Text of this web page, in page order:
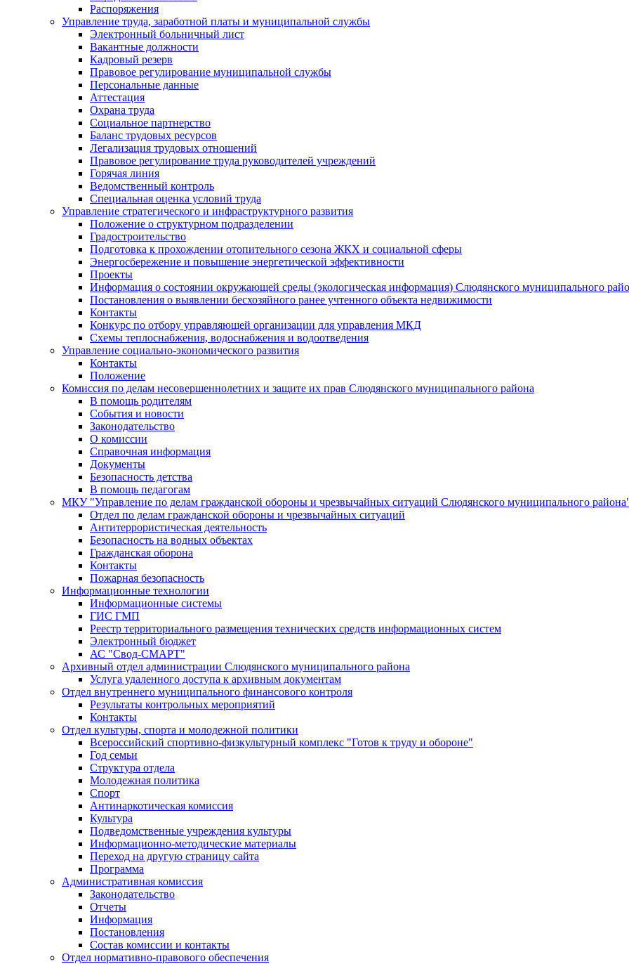
Распоряжения
Управление труда, заработной платы и муниципальной службы
Электронный больничный лист
Вакантные должности
Кадровый резерв
Правовое регулирование муниципальной службы
Персональные данные
Аттестация
Охрана труда
Социальное партнерство
Баланс трудовых ресурсов
Легализация трудовых отношений
Правовое регулирование труда руководителей учреждений
Горячая линия
Ведомственный контроль
Специальная оценка условий труда
Управление стратегического и инфраструктурного развития
Положение о структурном подразделении
Градостроительство
Подготовка к прохождении отопительного сезона ЖКХ и социальной сферы
Энергосбережение и повышение энергетической эффективности
Проекты
Информация о состоянии окружающей среды (экологическая информация) Слюдянского муниципального
Постановления о выявлении бесхозяйного ранее учтенного объекта недвижимости
Контакты
Конкурс по отбору управляющей организации для управления МКД
Схемы теплоснабжения, водоснабжения и водоотведения
Управление социально-экономического развития
Контакты
Положение
Комиссия по делам несовершеннолетних и защите их прав Слюдянского муниципального района
В помощь родителям
События и новости
Законодательство
О комиссии
Справочная информация
Документы
Безопасность детства
В помощь педагогам
МКУ "Управление по делам гражданской обороны и чрезвычайных ситуаций Слюдянского муниципального
Отдел по делам гражданской обороны и чрезвычайных ситуаций
Антитеррористическая деятельность
Безопасность на водных объектах
Гражданская оборона
Контакты
Пожарная безопасность
Информационные технологии
Информационные системы
ГИС ГМП
Реестр территориального размещения технических средств информационных систем
Электронный бюджет
АС "Свод-СМАРТ"
Архивный отдел администрации Слюдянского муниципального района
Услуга удаленного доступа к архивным документам
Отдел внутреннего муниципального финансового контроля
Результаты контрольных мероприятий
Контакты
Отдел культуры, спорта и молодежной политики
Всероссийский спортивно-физкультурный комплекс "Готов к труду и обороне"
Год семьи
Структура отдела
Молодежная политика
Спорт
Антинаркотическая комиссия
Культура
Подведомственные учреждения культуры
Информационно-методические материалы
Переход на другую страницу сайта
Программа
Административная комиссия
Законодательство
Отчеты
Информация
Постановления
Состав комиссии и контакты
Отдел нормативно-правового обеспечения